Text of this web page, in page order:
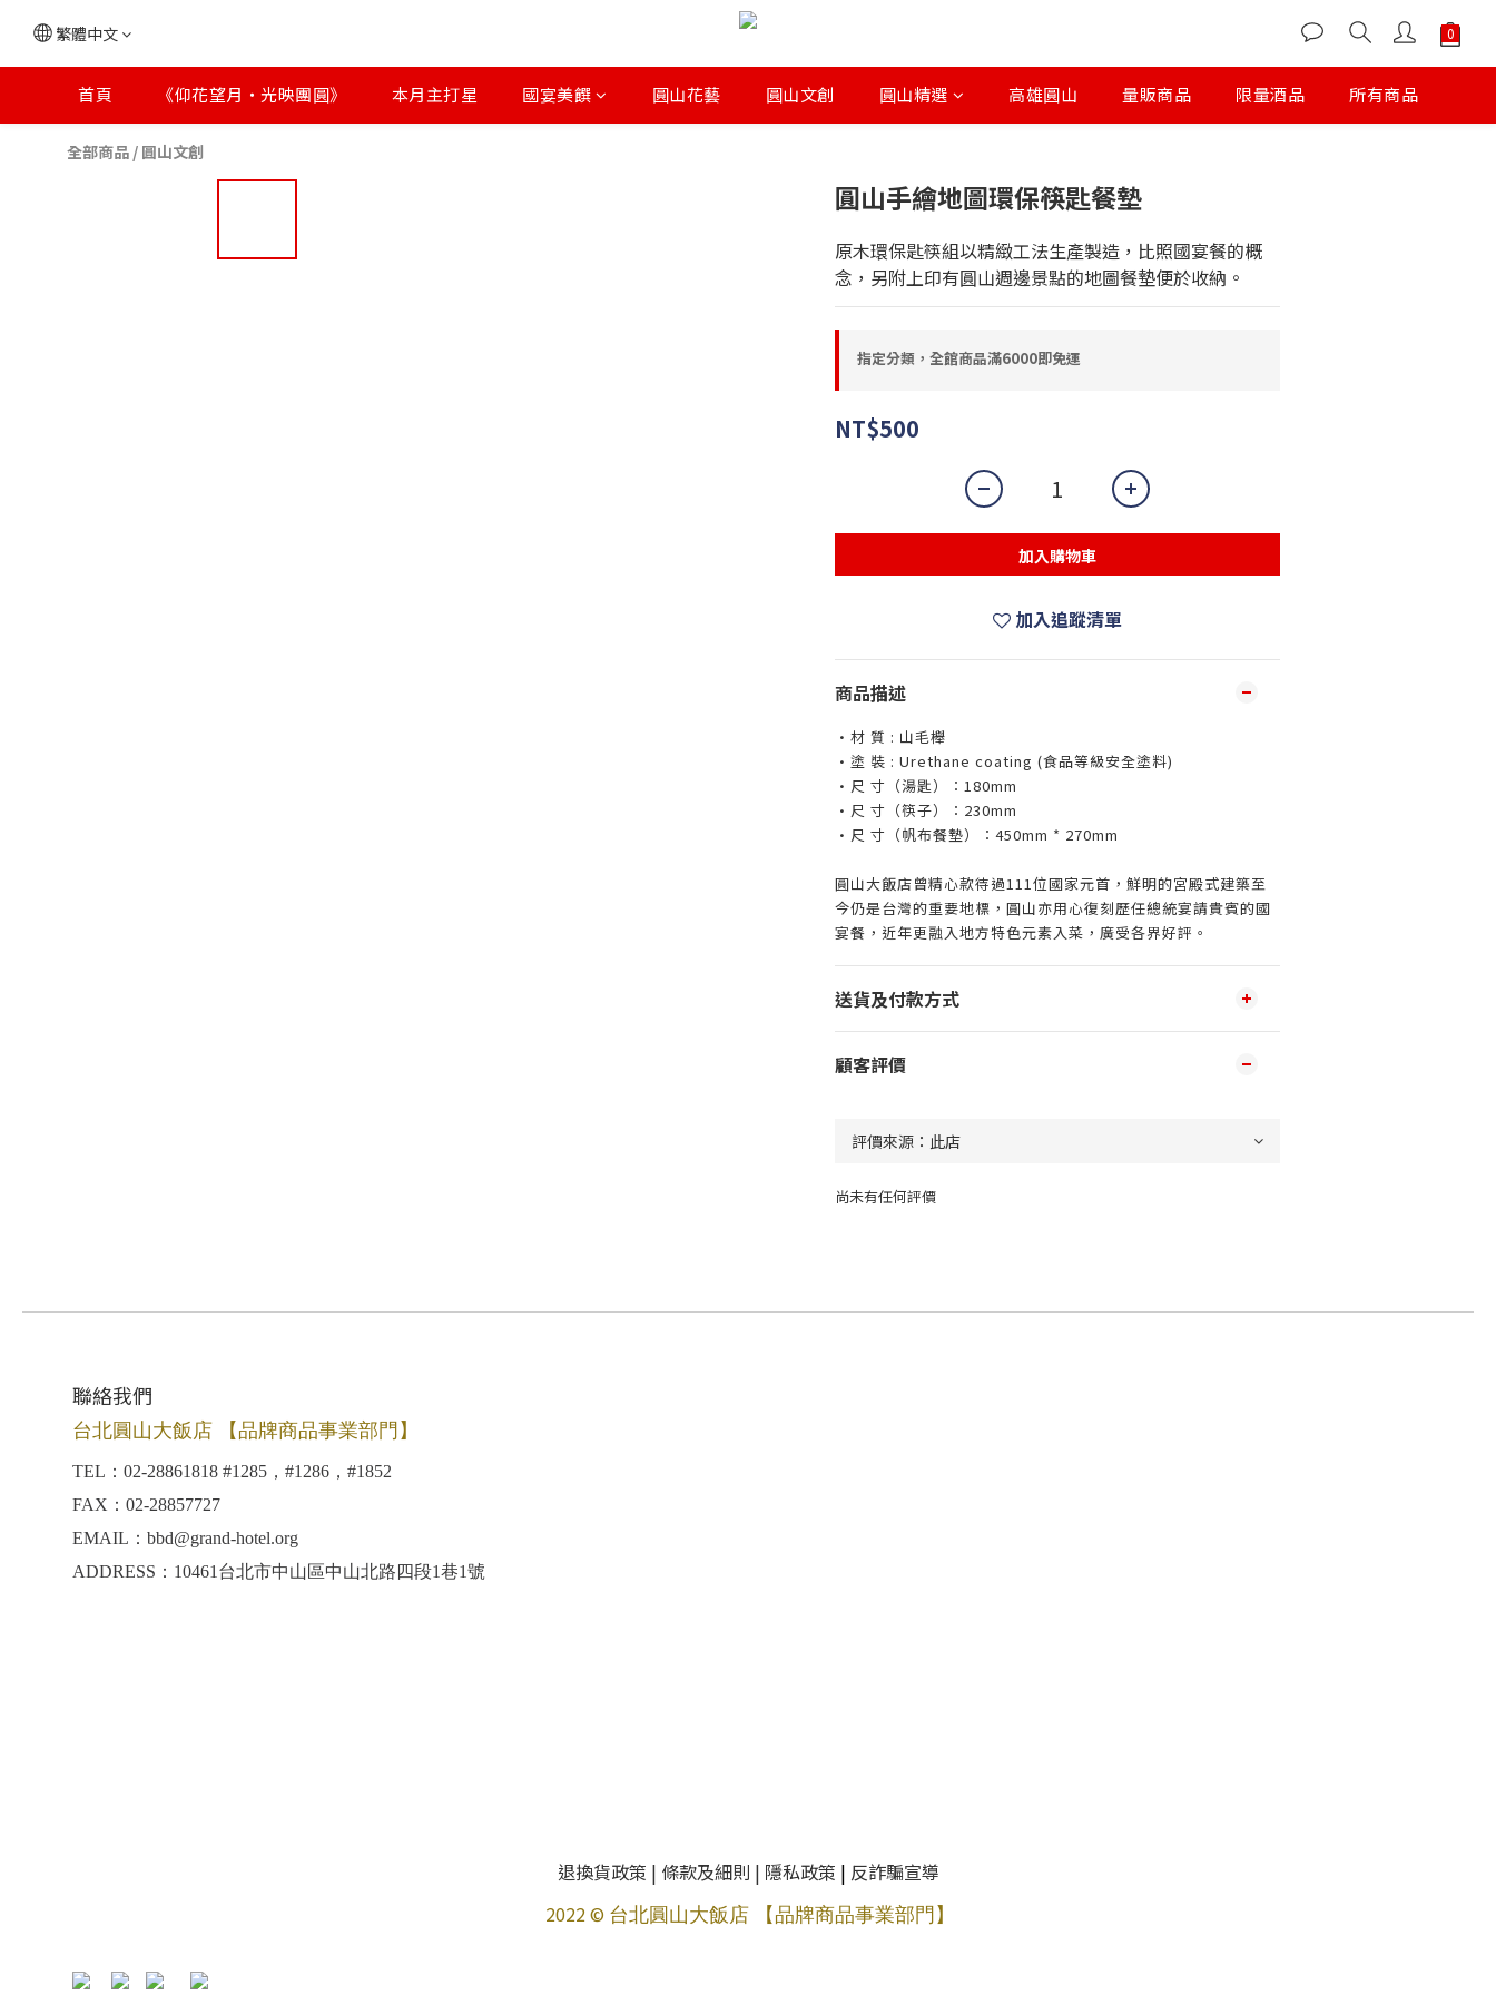
繁體中文
首頁 《仰花望月・光映團圓》 本月主打星 國宴美饌 圓山花藝 圓山文創 圓山精選 高雄圓山 量販商品 限量酒品 所有商品
全部商品 / 圓山文創
圓山手繪地圖環保筷匙餐墊
原木環保匙筷組以精緻工法生產製造，比照國宴餐的概
念，另附上印有圓山週邊景點的地圖餐墊便於收納。
指定分類，全館商品滿6000即免運
NT$500
加入購物車
加入追蹤清單
商品描述
•材 質 : 山毛櫸
•塗 裝 : Urethane coating (食品等級安全塗料)
•尺 寸（湯匙）：180mm
•尺 寸（筷子）：230mm
•尺 寸（帆布餐墊）：450mm * 270mm
圓山大飯店曾精心款待過111位國家元首，鮮明的宮殿式建築至
今仍是台灣的重要地標，圓山亦用心復刻歷任總統宴請貴賓的國
宴餐，近年更融入地方特色元素入菜，廣受各界好評。
送貨及付款方式
顧客評價
尚未有任何評價
聯絡我們
台北圓山大飯店 【品牌商品事業部門】
TEL：02-28861818 #1285，#1286，#1852
FAX：02-28857727
EMAIL：bbd@grand-hotel.org
ADDRESS：10461台北市中山區中山北路四段1巷1號
退換貨政策 | 條款及細則 | 隱私政策 | 反詐騙宣導
2022 © 台北圓山大飯店 【品牌商品事業部門】